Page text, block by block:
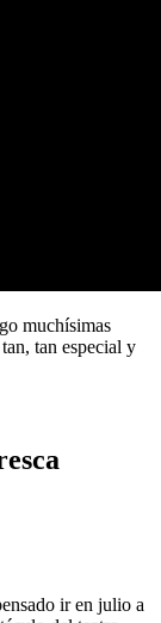
muchísimas
tan especial y
ir en julio a